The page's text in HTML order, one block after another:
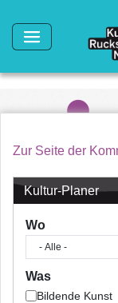
Zur Seite der
Kultur-Planer
Wo
Was
Bildende Kunst